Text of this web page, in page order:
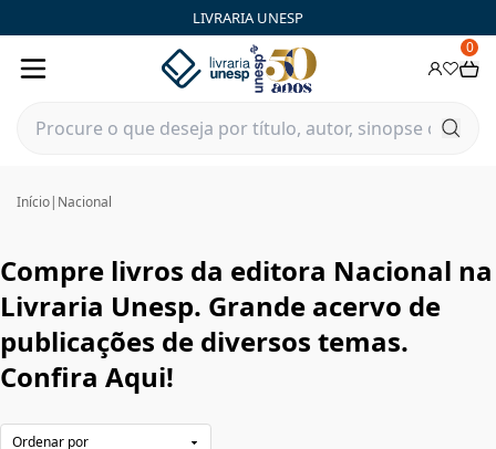
LIVRARIA UNESP
0
Início| Nacional
Compre livros da editora Nacional na
Livraria Unesp. Grande acervo de
publicações de diversos temas.
Confira Aqui!
Nacional|Livraria Unesp | FastStore PLP